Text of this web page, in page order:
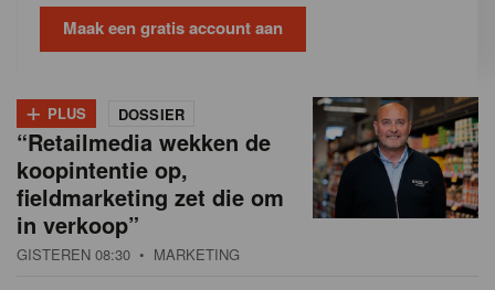
Maak een gratis account aan
+ PLUS DOSSIER
“Retailmedia wekken de
koopintentie op,
fieldmarketing zet die om
in verkoop”
GISTEREN 08:30 • MARKETING